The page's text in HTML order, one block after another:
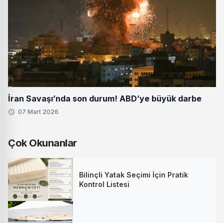
İran Savaşı’nda son durum! ABD’ye büyük darbe
07 Mart 2026
Çok Okunanlar
Bilinçli Yatak Seçimi İçin Pratik
Kontrol Listesi